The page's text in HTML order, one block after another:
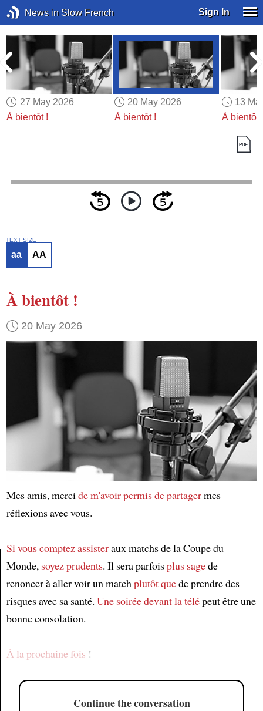
News in Slow French Sign In
27 May 2026
À bientôt !
20 May 2026
À bientôt !
13
À bientôt !
Article
TEXT SIZE
aa AA
À bientôt !
20 May 2026
Mes amis, mercide m'avoir permisde partagermes
réflexions avec vous.
Si vous comptez assisteraux matchs de la Coupe du
Monde, soyez prudents. Il sera parfoisplus sagede
renoncer à aller voir un matchplutôt quede prendre des
risques avec sa santé. Une soiréedevant la télépeut être une
bonne consolation.
À la prochaine fois !
Continue the conversation